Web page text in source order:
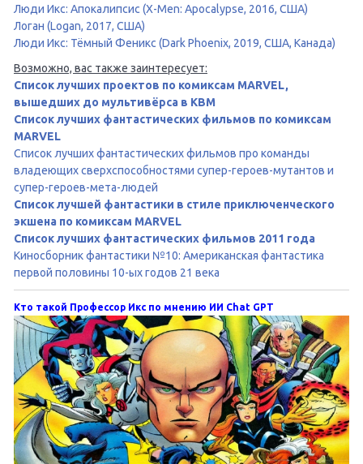
Люди Икс: Апокалипсис (X-Men: Apocalypse, 2016, США)
Логан (Logan, 2017, США)
Люди Икс: Тёмный Феникс (Dark Phoenix, 2019, США, Канада)
Возможно, вас также заинтересует:
Список лучших проектов по комиксам MARVEL,
вышедших до мультивёрса в КВМ
Список лучших фантастических фильмов по комиксам
MARVEL
Список лучших фантастических фильмов про команды
владеющих сверхспособностями супер-героев-мутантов и
супер-героев-мета-людей
Список лучшей фантастики в стиле приключенческого
экшена по комиксам MARVEL
Список лучших фантастических фильмов 2011 года
Киносборник фантастики №10: Американская фантастика
первой половины 10-ых годов 21 века
Кто такой Профессор Икс по мнению ИИ Chat GPT